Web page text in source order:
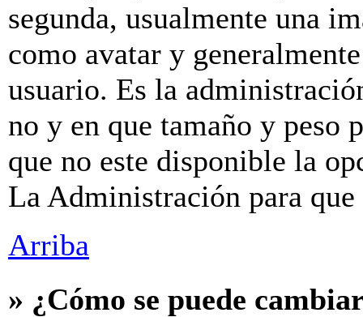
segunda, usualmente una
como avatar y
usuario. Es la
no y en que tamaño y peso
que no este disponible la
La Administración para que
Arriba
» ¿Cómo se puede